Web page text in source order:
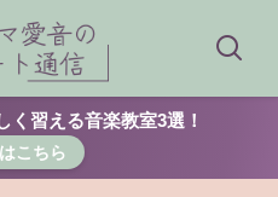
く習える音楽教室3選！
こちら